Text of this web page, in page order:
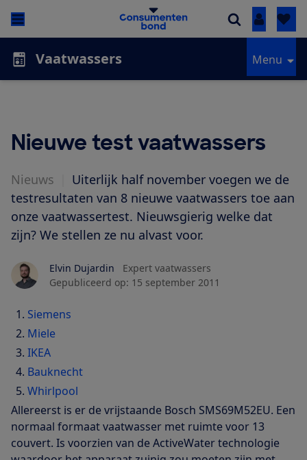
Inloggen
Vaatwassers Menu
Nieuwe test vaatwassers
Nieuws
Uiterlijk half november voegen we de
testresultaten van 8 nieuwe vaatwassers toe aan
onze vaatwassertest. Nieuwsgierig welke dat
zijn? We stellen ze nu alvast voor.
Elvin Dujardin
Expert vaatwassers
Gepubliceerd op: 15 september 2011
Siemens
Miele
IKEA
Bauknecht
Whirlpool
Allereerst is er de vrijstaande Bosch SMS69M52EU. Een
normaal formaat vaatwasser met ruimte voor 13
couvert. Is voorzien van de ActiveWater technologie